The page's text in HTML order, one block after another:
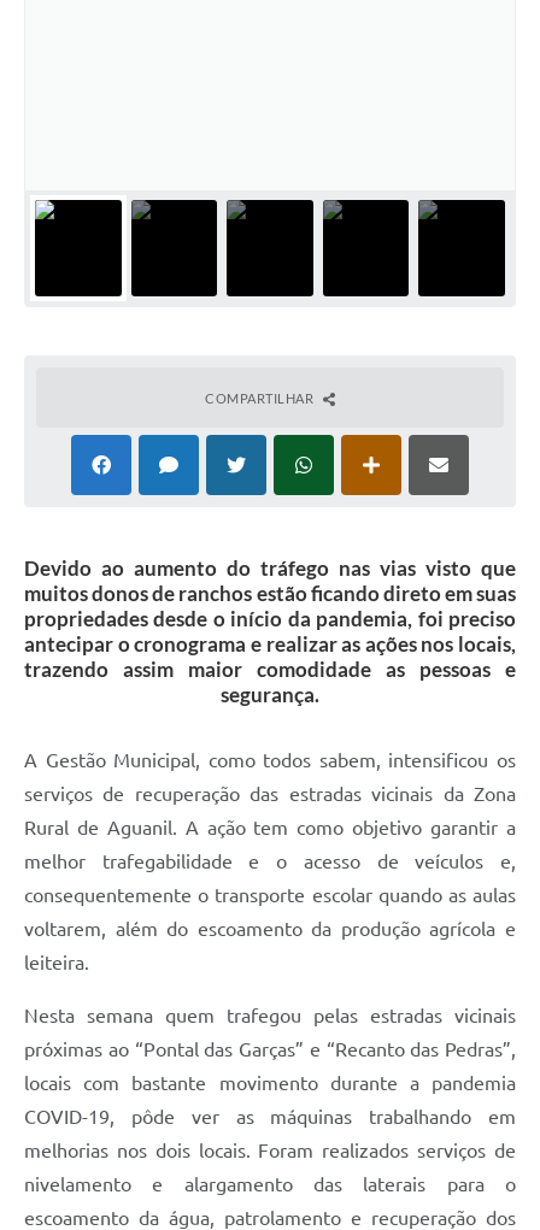
COMPARTILHAR
Devido ao aumento do tráfego nas vias visto que
muitos donos de ranchos estão ficando direto em suas
propriedades desde o início da pandemia, foi preciso
antecipar o cronograma e realizar as ações nos locais,
trazendo assim maior comodidade as pessoas e
segurança.
A Gestão Municipal, como todos sabem, intensificou os
serviços de recuperação das estradas vicinais da Zona
Rural de Aguanil. A ação tem como objetivo garantir a
melhor trafegabilidade e o acesso de veículos e,
consequentemente o transporte escolar quando as aulas
voltarem, além do escoamento da produção agrícola e
leiteira.
Nesta semana quem trafegou pelas estradas vicinais
próximas ao “Pontal das Garças” e “Recanto das Pedras”,
locais com bastante movimento durante a pandemia
COVID-19, pôde ver as máquinas trabalhando em
melhorias nos dois locais. Foram realizados serviços de
nivelamento e alargamento das laterais para o
escoamento da água, patrolamento e recuperação dos